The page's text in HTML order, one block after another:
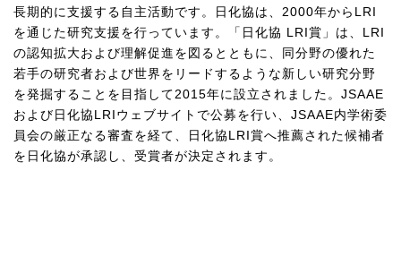
長期的に支援する自主活動です。日化協は、 2000年から LRI
を通じた研究支援を行っています。「日化協 LRI賞」は、 LRI
の認知拡大および理解促進を図るとともに、同分野の優れた
若手の研究者および世界をリードするような新しい研究分野
を発掘することを目指して2015年に設立されました。 JSAAE
および日化協LRIウェブサイトで公募を行い、 JSAAE内学術委
員会の厳正なる審査を経て、日化協LRI賞へ推薦された候補者
を日化協が承認し、受賞者が決定されます。